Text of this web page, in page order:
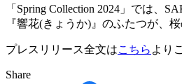
「Spring Collection 2024」では
『響花(きょうか)』のふたつが、
プレスリリース全文はこちら より
Share